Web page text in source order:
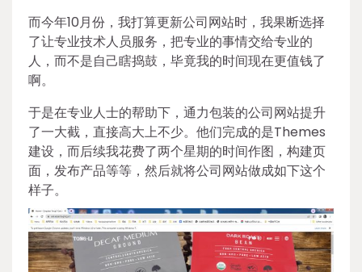
而今年10月份，我打算更新公司网站时，我果断选择
了让专业技术人员服务，把专业的事情交给专业的
人，而不是自己瞎捣鼓，毕竟我的时间现在更值钱了
啊。
于是在专业人士的帮助下，通力包装的公司网站提升
了一大截，直接高大上不少。他们完成的是Themes
建设，而后续我花费了两个星期的时间作图，构建页
面，发布产品等等，然后就将公司网站做成如下这个
样子。